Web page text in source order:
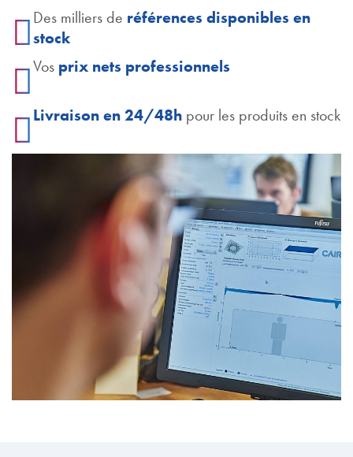
Des milliers de références disponibles en
stock
Vos prix nets professionnels
Livraison en 24/48h pour les produits en stock